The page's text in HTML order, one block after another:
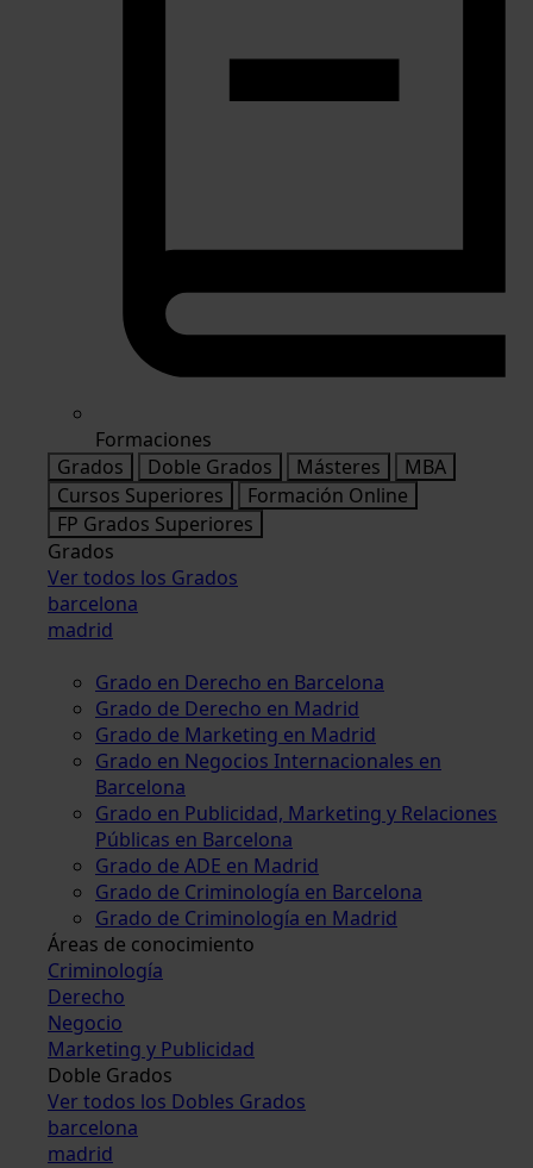
Formaciones
Grados
Doble Grados Másteres
MBA
Cursos Superiores
Formación Online
FP Grados Superiores
Grados
Ver todos los Grados
barcelona
madrid
Grado en Derecho en Barcelona
Grado de Derecho en Madrid
Grado de Marketing en Madrid
Grado en Negocios Internacionales en
Barcelona
Grado en Publicidad, Marketing y Relaciones
Públicas en Barcelona
Grado de ADE en Madrid
Grado de Criminología en Barcelona
Grado de Criminología en Madrid
Áreas de conocimiento
Criminología
Derecho
Negocio
Marketing y Publicidad
Doble Grados
Ver todos los Dobles Grados
barcelona
madrid